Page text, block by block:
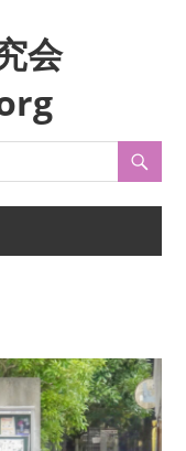
会